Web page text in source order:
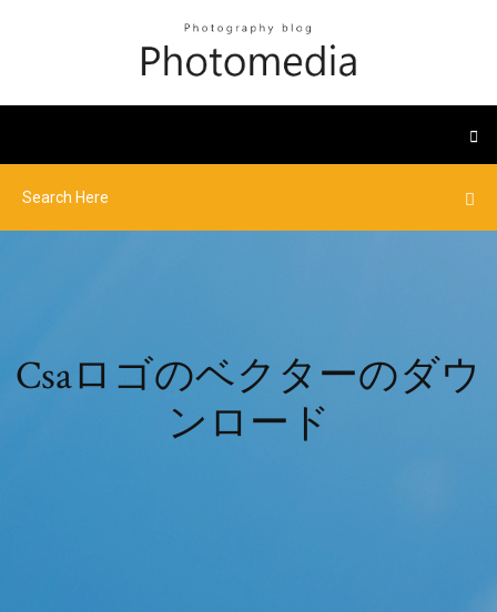
Csaロゴのベクターのダウ
ンロード